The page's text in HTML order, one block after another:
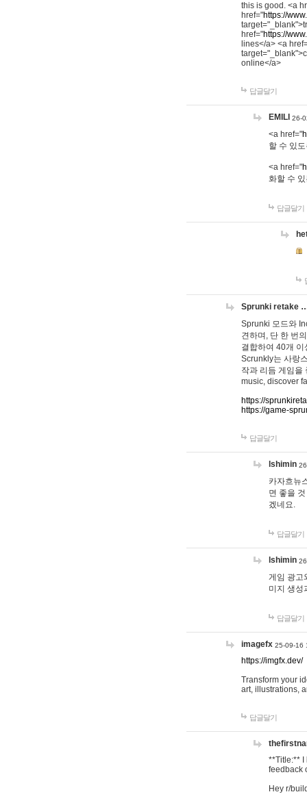
this is good. <a
href="https://
href="https://
lines</a> <a
online</a>
답글달기
EMILI 26-
<a href="
할 수 있
<a href="
화할 수
답글달기
Sprunki retake
Sprunki 모드와
견하며, 단 한 번
결합하여 40개
Scrunkly는 사랑
작과 리듬 게임을
music, discover
https://
https://game-
답글달기
lshimin
카자흐뉴
면 좋을
겠네요.
답글달기
lshimin
게임 광고
미지 생성
답글달기
imagefx 25-09-16
https://imgfx.dev/
Transform your
art, illustrations,
답글달기
**Title:** I
feedback
Hey r/